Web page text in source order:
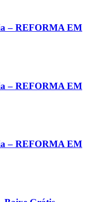
– REFORMA EM
– REFORMA EM
– REFORMA EM